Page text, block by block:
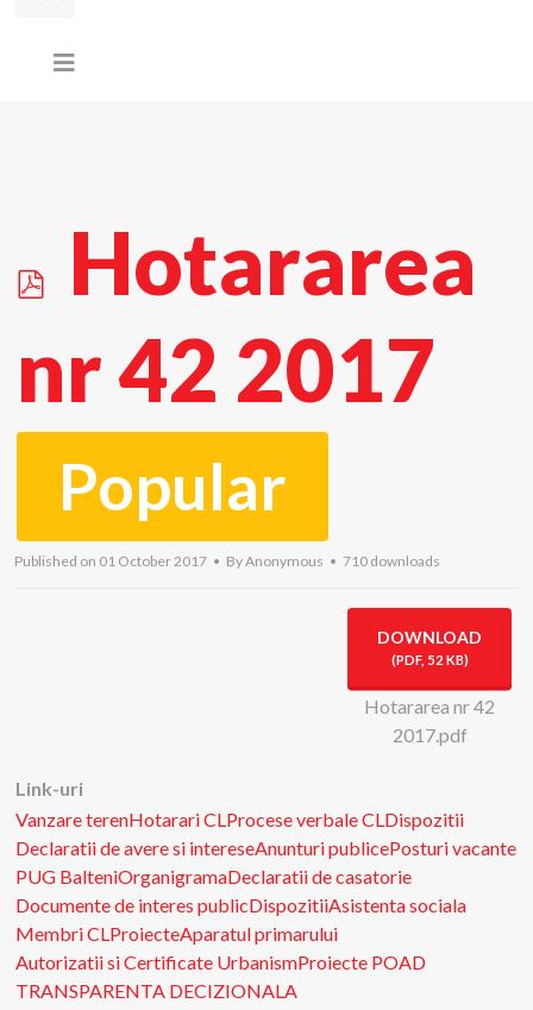
p
d
f
Hotararea
nr 42 2017
Popular
Published on 01 October 2017 ByAnonymous 710 downloads
DOWNLOAD
(PDF, 52 KB)
Hotararea nr 42
2017.pdf
Link-uri
Vanzare terenHotarari CLProcese verbale CLDispozitii
Declaratii de avere si intereseAnunturi publicePosturi vacante
PUG BalteniOrganigramaDeclaratii de casatorie
Documente de interes publicDispozitiiAsistenta sociala
Membri CLProiecteAparatul primarului
Autorizatii si Certificate UrbanismProiecte POAD
TRANSPARENTA DECIZIONALA